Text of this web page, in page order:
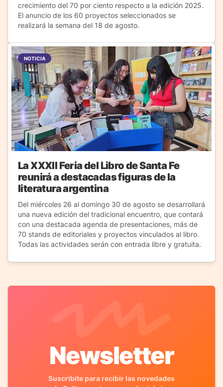
crecimiento del 70 por ciento respecto a la edición 2025.
El anuncio de los 60 proyectos seleccionados se
realizará la semana del 18 de agosto.
NOTICIA
La XXXII Feria del Libro de Santa Fe
reunirá a destacadas figuras de la
literatura argentina
Del miércoles 26 al domingo 30 de agosto se desarrollará
una nueva edición del tradicional encuentro, que contará
con una destacada agenda de presentaciones, más de
70 stands de editoriales y proyectos vinculados al libro.
Todas las actividades serán con entrada libre y gratuita.
Newsletter
Suscribite para recibir las novedades